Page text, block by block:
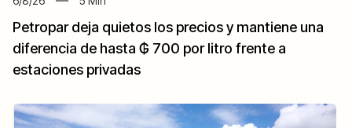
Petropar deja quietos los precios y mantiene una
diferencia de hasta ₲ 700 por litro frente a
estaciones privadas